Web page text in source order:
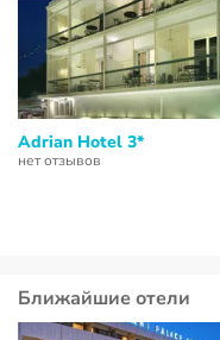
Adrian Hotel 3*
нет отзывов
Ближайшие отели